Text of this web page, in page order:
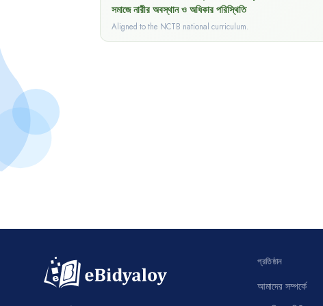
সমাজে নারীর অবস্থান ও অধিকার পরিস্থিতি
Aligned to the NCTB national curriculum.
প্রতিষ্ঠান
আমাদের সম্পর্কে